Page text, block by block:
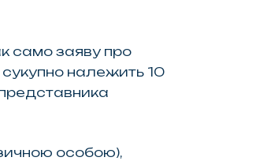
само заяву про
належить 10
представника
особою),